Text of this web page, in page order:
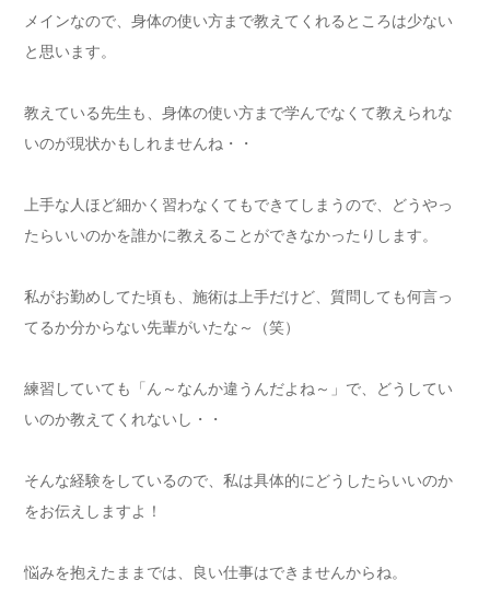
メインなので、身体の使い方まで教えてくれるところは少ない
と思います。
教えている先生も、身体の使い方まで学んでなくて教えられな
いのが現状かもしれませんね・・
上手な人ほど細かく習わなくてもできてしまうので、どうやっ
たらいいのかを誰かに教えることができなかったりします。
私がお勤めしてた頃も、施術は上手だけど、質問しても何言っ
てるか分からない先輩がいたな～（笑）
練習していても「ん～なんか違うんだよね～」で、どうしてい
いのか教えてくれないし・・
そんな経験をしているので、私は具体的にどうしたらいいのか
をお伝えしますよ！
悩みを抱えたままでは、良い仕事はできませんからね。